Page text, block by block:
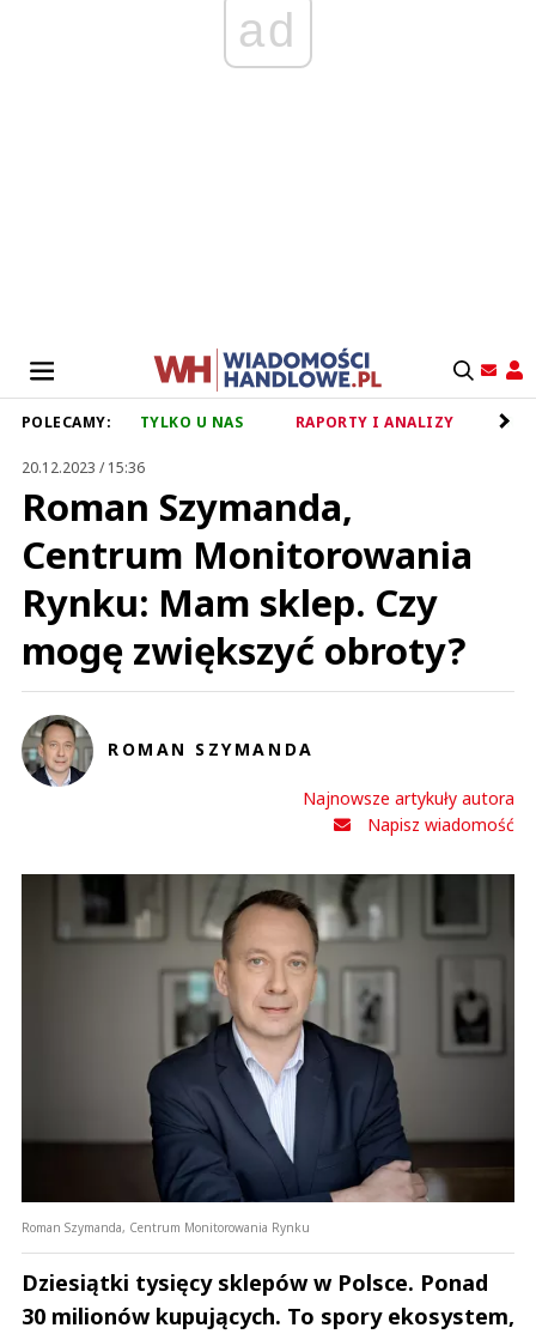
ad
POLECAMY: TYLKO U NAS RAPORTY I ANALIZY
20.12.2023 / 15:36
Roman Szymanda,
Centrum Monitorowania
Rynku: Mam sklep. Czy
mogę zwiększyć obroty?
ROMAN SZYMANDA
Najnowsze artykuły autora
Napisz wiadomość
Roman Szymanda, Centrum Monitorowania Rynku
Dziesiątki tysięcy sklepów w Polsce. Ponad
30 milionów kupujących. To spory ekosystem,